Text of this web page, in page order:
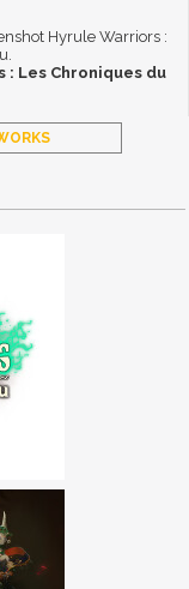
Hyrule Warriors :
: Les Chroniques du